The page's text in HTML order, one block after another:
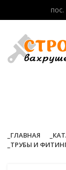
ГЛАВНАЯ
ТРУБЫ И